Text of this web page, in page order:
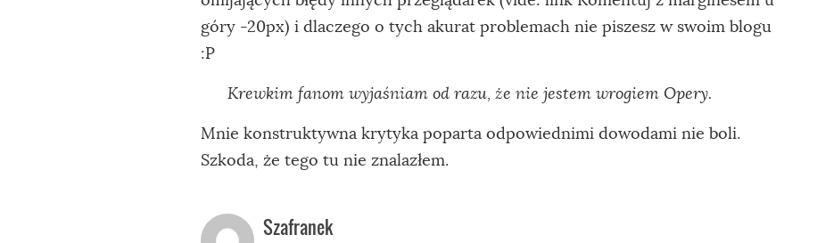
góry -20px) i dlaczego o tych akurat problemach nie piszesz w swoim blogu
:P
Krewkim fanom wyjaśniam od razu, że nie jestem wrogiem Opery.
Mnie konstruktywna krytyka poparta odpowiednimi dowodami nie boli.
Szkoda, że tego tu nie znalazłem.
Szafranek